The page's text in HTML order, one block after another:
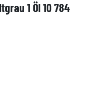
1 Öl 10 784